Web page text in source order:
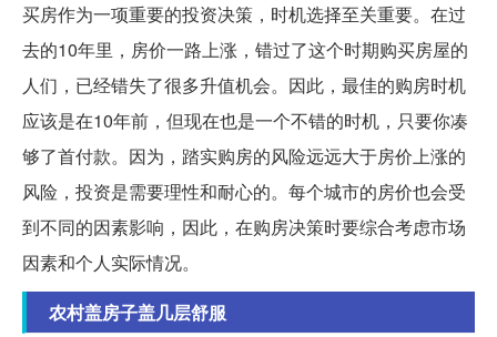
买房作为一项重要的投资决策，时机选择至关重要。在过
去的10年里，房价一路上涨，错过了这个时期购买房屋的
人们，已经错失了很多升值机会。因此，最佳的购房时机
应该是在10年前，但现在也是一个不错的时机，只要你凑
够了首付款。因为，踏实购房的风险远远大于房价上涨的
风险，投资是需要理性和耐心的。每个城市的房价也会受
到不同的因素影响，因此，在购房决策时要综合考虑市场
因素和个人实际情况。
农村盖房子盖几层舒服